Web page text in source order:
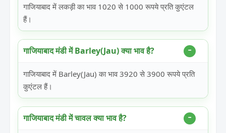
गाजियाबाद में लकड़ी का भाव 1020 से 1000 रूपये प्रति कुएंटल
हैं।
गाजियाबाद मंडी में Barley(Jau) क्या भाव है?
गाजियाबाद में Barley(Jau) का भाव 3920 से 3900 रूपये प्रति
कुएंटल हैं।
गाजियाबाद मंडी में चावल क्या भाव है?